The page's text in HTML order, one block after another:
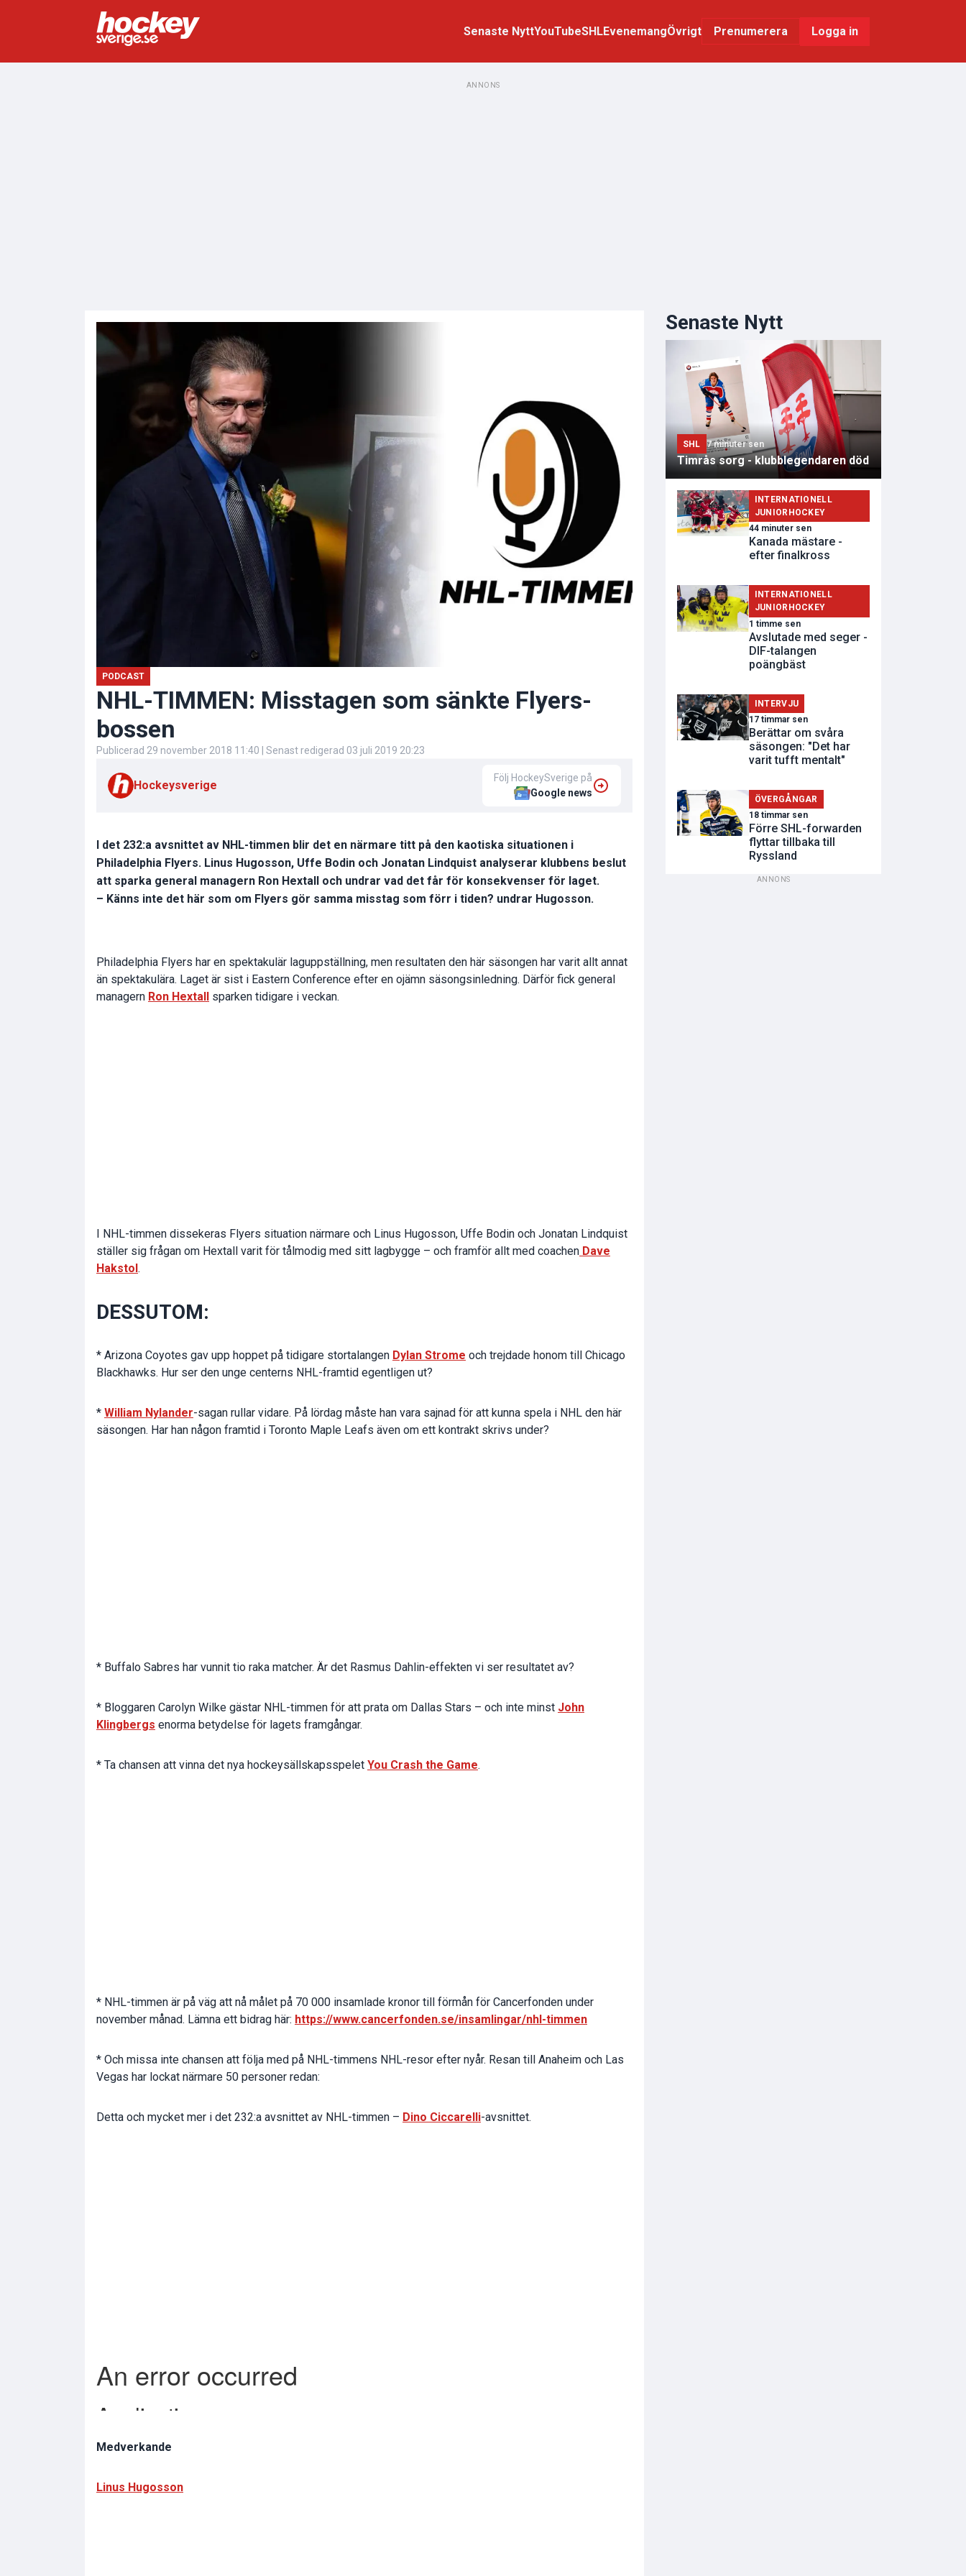
Senaste NyttYouTubeSHLEvenemangÖvrigt Prenumerera Logga in
ANNONS
PODCAST
NHL-TIMMEN: Misstagen som sänkte Flyers-
bossen
Publicerad 29 november 2018 11:40 | Senast redigerad 03 juli 2019 20:23
Hockeysverige
Följ HockeySverige på
Google news
I det 232:a avsnittet av NHL-timmen blir det en närmare titt på den kaotiska situationen i
Philadelphia Flyers. Linus Hugosson, Uffe Bodin och Jonatan Lindquist analyserar klubbens beslut
att sparka general managern Ron Hextall och undrar vad det får för konsekvenser för laget.
– Känns inte det här som om Flyers gör samma misstag som förr i tiden? undrar Hugosson.
Philadelphia Flyers har en spektakulär laguppställning, men resultaten den här säsongen har varit allt annat
än spektakulära. Laget är sist i Eastern Conference efter en ojämn säsongsinledning. Därför fick general
managern Ron Hextall sparken tidigare i veckan.
I NHL-timmen dissekeras Flyers situation närmare och Linus Hugosson, Uffe Bodin och Jonatan Lindquist
ställer sig frågan om Hextall varit för tålmodig med sitt lagbygge – och framför allt med coachen Dave
Hakstol.
DESSUTOM:
* Arizona Coyotes gav upp hoppet på tidigare stortalangen Dylan Strome och trejdade honom till Chicago
Blackhawks. Hur ser den unge centerns NHL-framtid egentligen ut?
* William Nylander-sagan rullar vidare. På lördag måste han vara sajnad för att kunna spela i NHL den här
säsongen. Har han någon framtid i Toronto Maple Leafs även om ett kontrakt skrivs under?
* Buffalo Sabres har vunnit tio raka matcher. Är det Rasmus Dahlin-effekten vi ser resultatet av?
* Bloggaren Carolyn Wilke gästar NHL-timmen för att prata om Dallas Stars – och inte minst John
Klingbergs enorma betydelse för lagets framgångar.
* Ta chansen att vinna det nya hockeysällskapsspelet You Crash the Game.
* NHL-timmen är på väg att nå målet på 70 000 insamlade kronor till förmån för Cancerfonden under
november månad. Lämna ett bidrag här: https://www.cancerfonden.se/insamlingar/nhl-timmen
* Och missa inte chansen att följa med på NHL-timmens NHL-resor efter nyår. Resan till Anaheim och Las
Vegas har lockat närmare 50 personer redan:
Detta och mycket mer i det 232:a avsnittet av NHL-timmen – Dino Ciccarelli-avsnittet.
Medverkande
Linus Hugosson
Senaste Nytt
SHL 7 minuter sen
Timrås sorg - klubblegendaren död
INTERNATIONELL
JUNIORHOCKEY
44 minuter sen
Kanada mästare -
efter finalkross
INTERNATIONELL
JUNIORHOCKEY
1 timme sen
Avslutade med seger -
DIF-talangen
poängbäst
INTERVJU
17 timmar sen
Berättar om svåra
säsongen: "Det har
varit tufft mentalt"
ÖVERGÅNGAR
18 timmar sen
Förre SHL-forwarden
flyttar tillbaka till
Ryssland
ANNONS